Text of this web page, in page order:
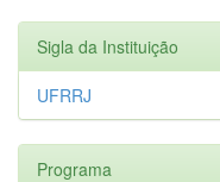
Sigla da Instituição
UFRRJ
Programa